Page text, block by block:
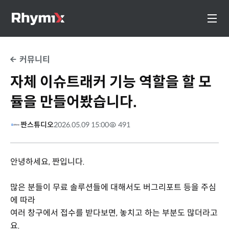
커뮤니티
자체 이슈트래커 기능 역할을 할 모
듈을 만들어봤습니다.
짠스튜디오2026.05.09 15:00 491
안녕하세요, 짠입니다.
많은 분들이 무료 솔루션들에 대해서도 버그리포트 등을 주심
에 따라
여러 창구에서 접수를 받다보면, 놓치고 하는 부분도 많더라고
요.